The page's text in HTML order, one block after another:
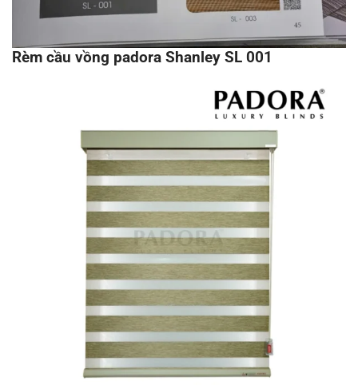
Rèm cầu vồng padora Shanley SL 001